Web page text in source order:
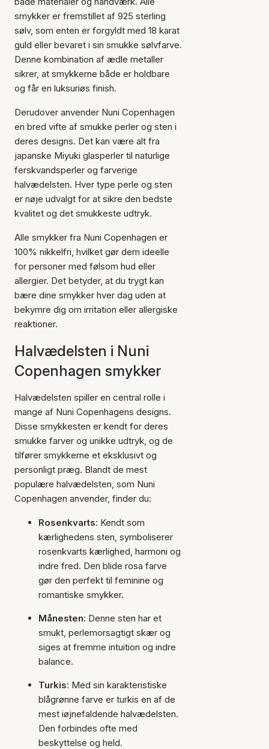
smykker er fremstillet af 925 sterling
sølv, som enten er forgyldt med 18 karat
guld eller bevaret i sin smukke sølvfarve.
Denne kombination af ædle metaller
sikrer, at smykkerne både er holdbare
og får en luksuriøs finish.
Derudover anvender Nuni Copenhagen
en bred vifte af smukke perler og sten i
deres designs. Det kan være alt fra
japanske Miyuki glasperler til naturlige
ferskvandsperler og farverige
halvædelsten. Hver type perle og sten
er nøje udvalgt for at sikre den bedste
kvalitet og det smukkeste udtryk.
Alle smykker fra Nuni Copenhagen er
100% nikkelfri, hvilket gør dem ideelle
for personer med følsom hud eller
allergier. Det betyder, at du trygt kan
bære dine smykker hver dag uden at
bekymre dig om irritation eller allergiske
reaktioner.
Halvædelsten i Nuni
Copenhagen smykker
Halvædelsten spiller en central rolle i
mange af Nuni Copenhagens designs.
Disse smykkesten er kendt for deres
smukke farver og unikke udtryk, og de
tilfører smykkerne et eksklusivt og
personligt præg. Blandt de mest
populære halvædelsten, som Nuni
Copenhagen anvender, finder du:
Rosenkvarts: Kendt som
kærlighedens sten, symboliserer
rosenkvarts kærlighed, harmoni og
indre fred. Den blide rosa farve
gør den perfekt til feminine og
romantiske smykker.
Månesten: Denne sten har et
smukt, perlemorsagtigt skær og
siges at fremme intuition og indre
balance.
Turkis: Med sin karakteristiske
blågrønne farve er turkis en af de
mest iøjnefaldende halvædelsten.
Den forbindes ofte med
beskyttelse og held.